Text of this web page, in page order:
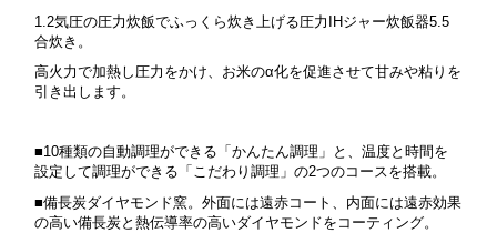
1.2気圧の圧力炊飯でふっくら炊き上げる圧力IHジャー炊飯器5.5
合炊き。
高火力で加熱し圧力をかけ、お米のα化を促進させて甘みや粘りを
引き出します。
■10種類の自動調理ができる「かんたん調理」と、温度と時間を
設定して調理ができる「こだわり調理」の2つのコースを搭載。
■備長炭ダイヤモンド窯。外面には遠赤コート、内面には遠赤効果
の高い備長炭と熱伝導率の高いダイヤモンドをコーティング。